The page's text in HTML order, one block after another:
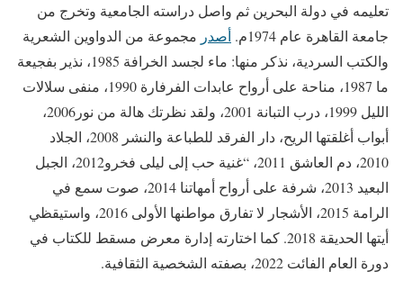
تعليمه في دولة البحرين ثم واصل دراسته الجامعية وتخرج من
جامعة القاهرة عام 1974م.
أصدر مجموعة من الدواوين الشعرية
والكتب السردية، نذكر منها: ماء لجسد الخرافة 1985، نذير بفجيعة
ما 1987، مناحة على أرواح عابدات الفرفارة 1990، منفى سلالات
الليل 1999، درب التبانة 2001، ولقد نظرتك هالة من نور2006،
أبواب أغلقتها الريح، دار الفرقد للطباعة والنشر 2008، الجلاد
2010، دم العاشق 2011، “غنية حب إلى ليلى فخرو2012، الجبل
البعيد 2013، شرفة على أرواح أمهاتنا 2014، صوت سمع في
الرامة 2015، الأشجار لا تفارق مواطنها الأولى 2016، واستيقظي
أيتها الحديقة 2018. كما اختارته إدارة معرض مسقط للكتاب في
دورة العام الفائت 2022، بصفته الشخصية الثقافية.